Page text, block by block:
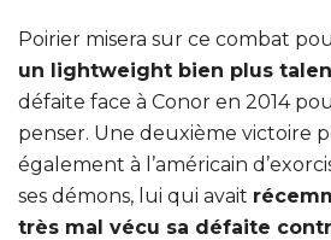
Poirier misera sur ce combat
un lightweight bien plus
défaite face à Conor en 2014
penser. Une deuxième victoire
également à l’américain
ses démons, lui qui avait
très mal vécu sa défaite